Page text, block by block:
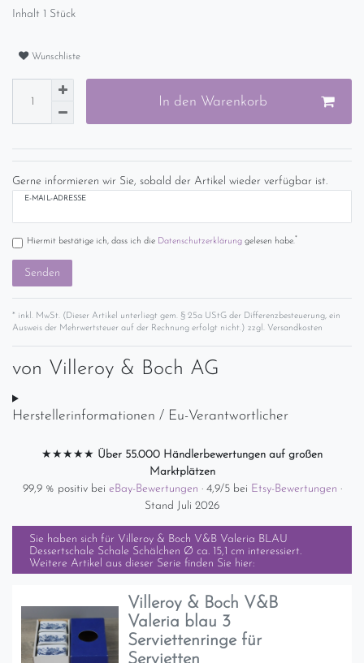
Inhalt 1 Stück
Wunschliste
In den Warenkorb
Gerne informieren wir Sie, sobald der Artikel wieder verfügbar ist.
E-MAIL-ADRESSE
Hiermit bestätige ich, dass ich die Daten­schutz­erklärunggelesen habe.*
Senden
* inkl. MwSt. (Dieser Artikel unterliegt gem. § 25a UStG der Differenzbesteuerung, ein
Ausweis der Mehrwertsteuer auf der Rechnung erfolgt nicht.) zzgl. Versandkosten
von Villeroy & Boch AG
Herstellerinformationen / Eu-Verantwortlicher
★★★★★ Über 55.000 Händlerbewertungen auf großen
Marktplätzen
99,9 % positiv bei eBay-Bewertungen · 4,9/5 bei Etsy-Bewertungen ·
Stand Juli 2026
Sie haben sich für Villeroy & Boch V&B Valeria BLAU
Dessertschale Schale Schälchen Ø ca. 15,1 cm interessiert.
Weitere Artikel aus dieser Serie finden Sie hier:
Villeroy & Boch V&B
Valeria blau 3
Serviettenringe für
Servietten